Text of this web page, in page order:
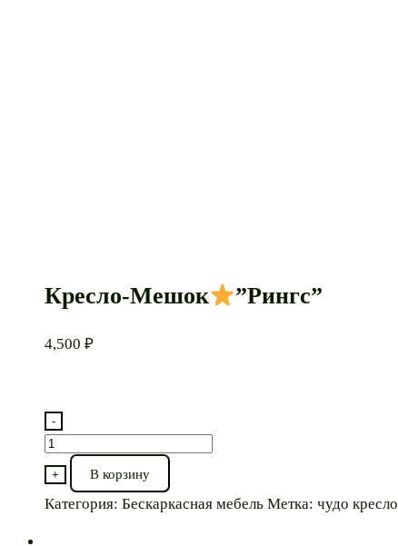
Кресло-Мешок ”Рингс”
4,500 ₽
-
Количество
товара
Кресло-
Мешок
+ В корзину
Категория: Бескаркасная мебель Метка: чудо кресло